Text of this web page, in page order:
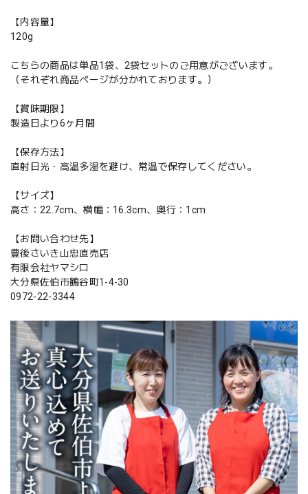
【内容量】
120g
こちらの商品は単品1袋、2袋セットのご用意がございます。
（それぞれ商品ページが分かれております。）
【賞味期限】
製造日より6ヶ月間
【保存方法】
直射日光・高温多湿を避け、常温で保存してください。
【サイズ】
高さ：22.7cm、横幅：16.3cm、奥行：1cm
【お問い合わせ先】
豊後さいき山忠直売店
有限会社ヤマシロ
大分県佐伯市鶴谷町1-4-30
0972-22-3344